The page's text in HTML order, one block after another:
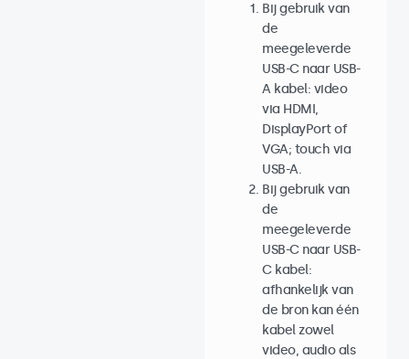
Bij gebruik van
de
meegeleverde
USB-C naar USB-
A kabel: video
via HDMI,
DisplayPort of
VGA; touch via
USB-A.
Bij gebruik van
de
meegeleverde
USB-C naar USB-
C kabel:
afhankelijk van
de bron kan één
kabel zowel
video, audio als